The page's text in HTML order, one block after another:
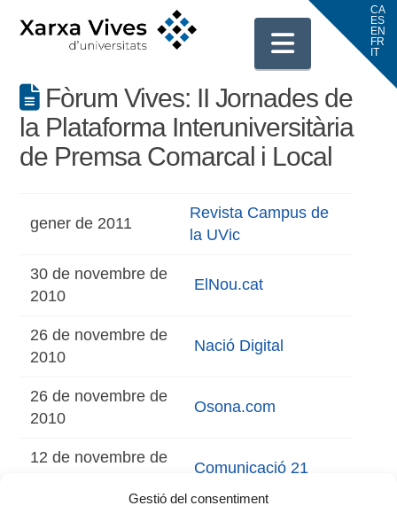
Gestió del consentiment
Fòrum Vives: II Jornades de
la Plataforma Interuniversitària
de Premsa Comarcal i Local
gener de 2011
Revista Campus de
la UVic
30 de novembre de
2010
ElNou.cat
26 de novembre de
2010
Nació Digital
26 de novembre de
2010
Osona.com
12 de novembre de
Comunicació 21